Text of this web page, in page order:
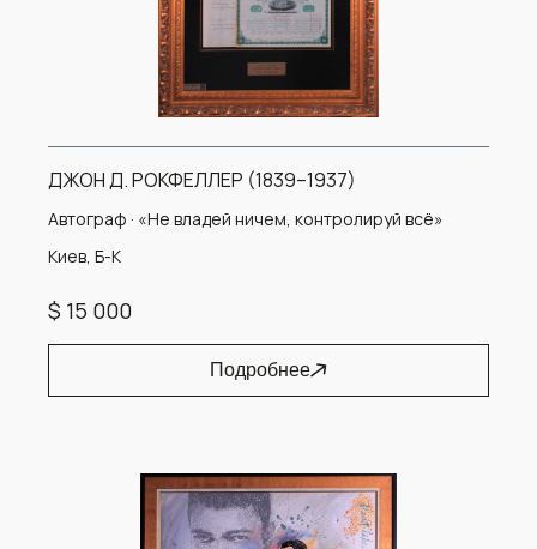
ДЖОН Д. РОКФЕЛЛЕР (1839–1937)
Автограф · «Не владей ничем, контролируй всё»
Киев, Б-К
$ 15 000
Подробнее